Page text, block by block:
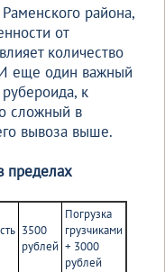
района,
от
количество
еще один важный
к
сложный в
вывоза выше.
пределах
3500
рублей
Погрузка
грузчиками
+ 3000
рублей